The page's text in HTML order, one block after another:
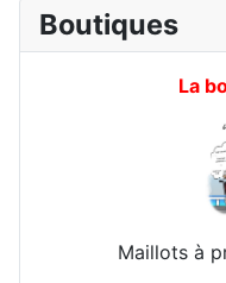
Boutiques
La
Maillots à